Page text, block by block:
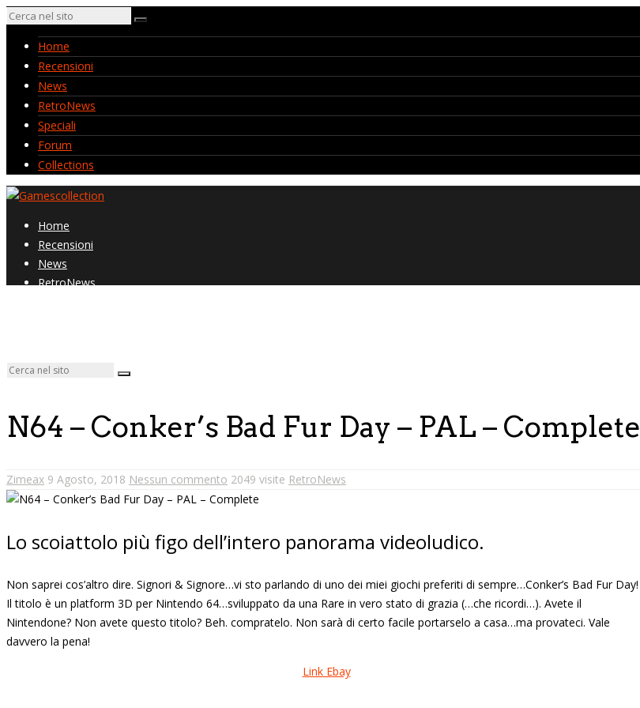
Home
Recensioni
News
RetroNews
Speciali
Forum
Collections
Home
Recensioni
News
RetroNews
N64 – Conker’s Bad Fur Day – PAL – Complete
Zimeax 9 Agosto, 2018 Nessun commento 2049 visite RetroNews
Lo scoiattolo più figo dell’intero panorama videoludico.
Non saprei cos’altro dire. Signori & Signore…vi sto parlando di uno dei miei giochi preferiti di sempre…Conker’s Bad Fur Day!
Il titolo è un platform 3D per Nintendo 64…sviluppato da una Rare in vero stato di grazia (…che ricordi…). Avete il
Nintendone? Non avete questo titolo? Beh. compratelo. Non sarà di certo facile portarselo a casa…ma provateci. Vale
davvero la pena!
Link Ebay